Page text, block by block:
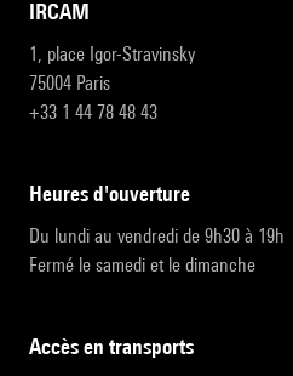
IRCAM
1, place Igor-Stravinsky
75004 Paris
+33 1 44 78 48 43
heures d'ouverture
Du lundi au vendredi de 9h30 à 19h
Fermé le samedi et le dimanche
accès en transports